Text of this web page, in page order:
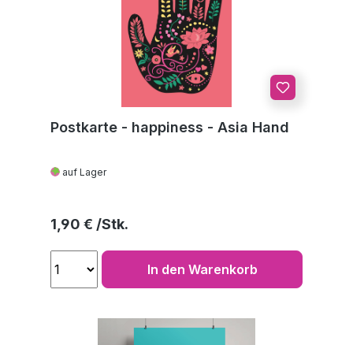
Postkarte - happiness - Asia Hand
auf Lager
Regulärer Preis:
1,90 €
In den Warenkorb